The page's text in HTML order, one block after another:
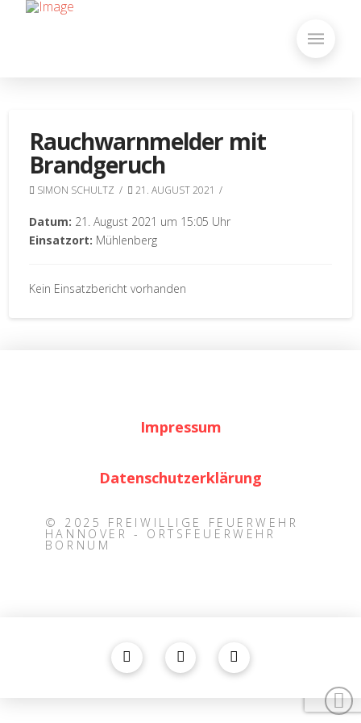
Rauchwarnmelder mit
Brandgeruch
SIMON SCHULTZ 21. AUGUST 2021
Datum: 21. August 2021 um 15:05 Uhr
Einsatzort: Mühlenberg
Kein Einsatzbericht vorhanden
Impressum
Datenschutzerklärung
© 2025 FREIWILLIGE FEUERWEHR
HANNOVER - ORTSFEUERWEHR
BORNUM